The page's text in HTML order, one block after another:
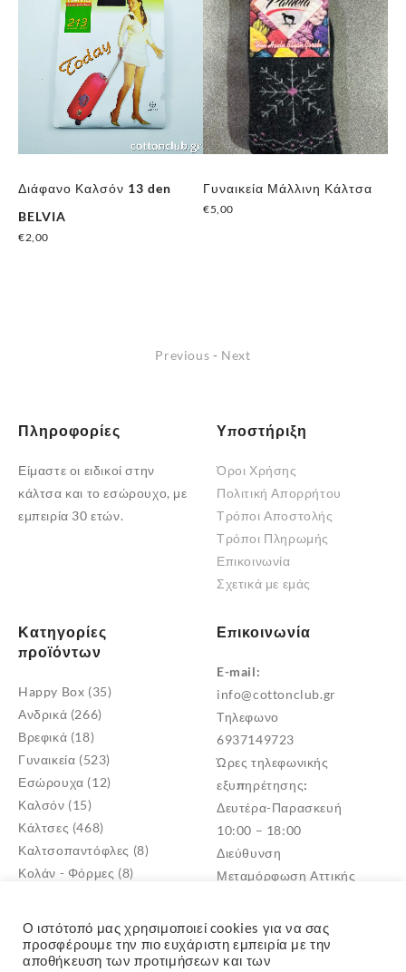
Διάφανο Καλσόν 13 den
BELVIA
€2,00
Γυναικεία Μάλλινη Κάλτσα
€5,00
Previous - Next
Πληροφορίες
Είμαστε οι ειδικοί στην
κάλτσα και το εσώρουχο, με
εμπειρία 30 ετών.
Υποστήριξη
Όροι Χρήσης
Πολιτική Απορρήτου
Τρόποι Αποστολής
Τρόποι Πληρωμής
Επικοινωνία
Σχετικά με εμάς
Κατηγορίες
προϊόντων
Happy Box (35)
Ανδρικά (266)
Βρεφικά (18)
Γυναικεία (523)
Εσώρουχα (12)
Καλσόν (15)
Κάλτσες (468)
Καλτσοπαντόφλες (8)
Κολάν - Φόρμες (8)
Σκουφιά - Γάντια (3)
Παιδικά (268)
Επικοινωνία
E-mail:
info@cottonclub.gr
Τηλεφωνο
6937149723
Ώρες τηλεφωνικής
εξυπηρέτησης:
Δευτέρα-Παρασκευή
10:00 – 18:00
Διεύθυνση
Μεταμόρφωση Αττικής
Ο ιστότοπό μας χρησιμοποιεί cookies για να σας
προσφέρουμε την πιο ευχάριστη εμπειρία με την
αποθήκευση των προτιμήσεων και των